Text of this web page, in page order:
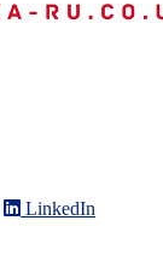
LinkedIn